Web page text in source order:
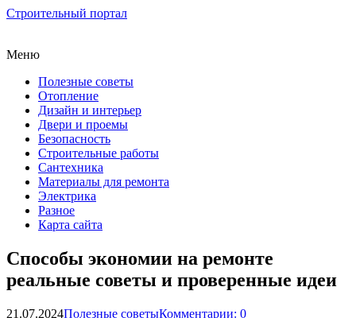
Строительный портал
Меню
Полезные советы
Отопление
Дизайн и интерьер
Двери и проемы
Безопасность
Строительные работы
Сантехника
Материалы для ремонта
Электрика
Разное
Карта сайта
Способы экономии на ремонте
реальные советы и проверенные идеи
21.07.2024Полезные советыКомментарии: 0